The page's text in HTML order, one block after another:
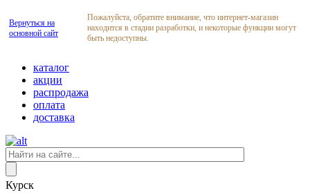
Вернуться на
основной сайт
Пожалуйста, обратите внимание, что интернет-магазин
находится в стадии разработки, и некоторые функции могут
быть недоступны.
каталог
акции
распродажа
оплата
доставка
Курск